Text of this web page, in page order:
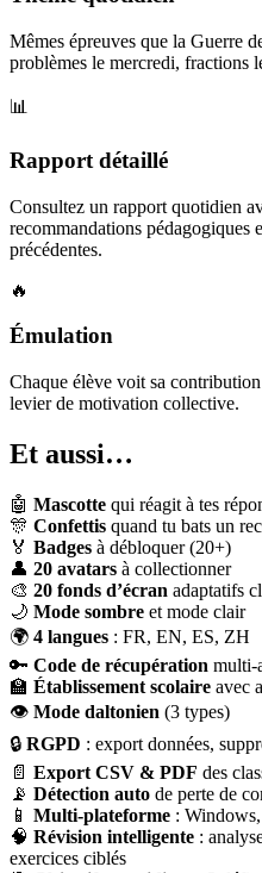
Mêmes épreuves que la Guerre
problèmes le mercredi, fractions
📊
Rapport détaillé
Consultez un rapport quotidien
recommandations pédagogiques
précédentes.
🔥
Émulation
Chaque élève voit sa
levier de motivation collective.
Et aussi…
🤖 Mascotte qui réagit à tes
🎊 Confettis quand tu bats un
🏅 Badges à débloquer (20+)
👤 20 avatars à collectionner
🎨 20 fonds d’écran adaptatifs
🌙 Mode sombre et mode clair
🌍 4 langues : FR, EN, ES, ZH
🔑 Code de récupération multi-
🏫 Établissement scolaire avec
👁 Mode daltonien (3 types)
🔒 RGPD : export données,
📄 Export CSV & PDF des
📡 Détection auto de perte de
📱 Multi-plateforme :
🧠 Révision intelligente :
exercices ciblés